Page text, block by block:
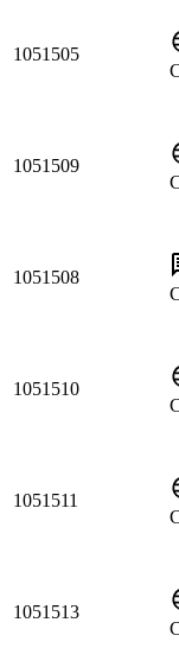
1051505
1051509
1051508
1051510
1051511
1051513